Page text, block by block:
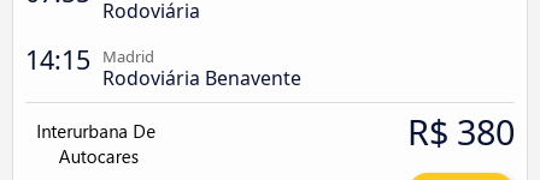
Rodoviária
14:15 Madrid
Rodoviária Benavente
R$ 380